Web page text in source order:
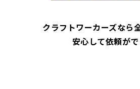
クラフトワーカーズなら
安心して依頼がで